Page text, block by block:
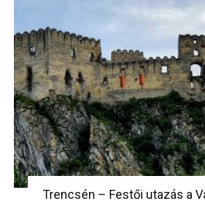
Trencsén – Festői utazás a